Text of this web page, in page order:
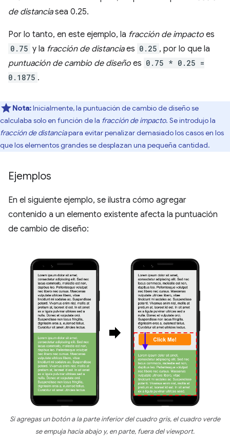
de distanciasea 0.25.
Por lo tanto, en este ejemplo, la fracción de impacto es
0.75 y la fracción de distanciaes 0.25 , por lo que la
puntuación de cambio de diseño es 0.75 * 0.25 =
0.1875 .
Nota:Inicialmente, la puntuación de cambio de diseño se
calculaba solo en función de la fracción de impacto. Se introdujo la
fracción de distanciapara evitar penalizar demasiado los casos en los
que los elementos grandes se desplazan una pequeña cantidad.
Ejemplos
En el siguiente ejemplo, se ilustra cómo agregar
contenido a un elemento existente afecta la puntuación
de cambio de diseño:
Si agregas un botón a la parte inferior del cuadro gris, el cuadro verde
se empuja hacia abajo y, en parte, fuera del viewport.